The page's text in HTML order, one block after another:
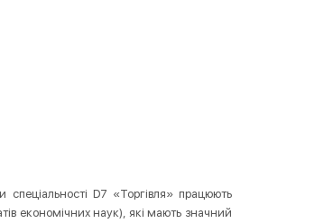
спеціальності D7 «Торгівля» працюють
економічних наук), які мають значний